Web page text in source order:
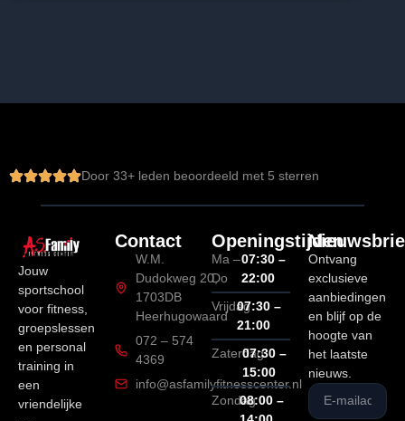
Door 33+ leden beoordeeld met 5 sterren
Jouw
sportschool
voor fitness,
groepslessen
en personal
training in
een
vriendelijke
Contact
W.M.
Dudokweg 20,
1703DB
Heerhugowaard
072 – 574
4369
info@asfamilyfitnesscenter.nl
Openingstijden
Ma –
Do
07:30 –
22:00
Vrijdag07:30 –
21:00
Zaterdag07:30 –
15:00
Zondag08:00 –
Ontvang
exclusieve
aanbiedingen
en blijf op de
hoogte van
het laatste
nieuws.